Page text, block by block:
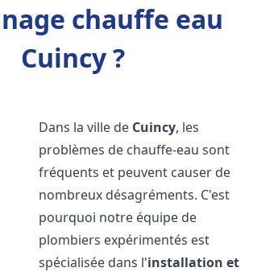
chauffe eau
Cuincy ?
Dans la ville de Cuincy, les
problèmes de chauffe-eau sont
fréquents et peuvent causer de
nombreux désagréments. C'est
pourquoi notre équipe de
plombiers expérimentés est
spécialisée dans l'installation et